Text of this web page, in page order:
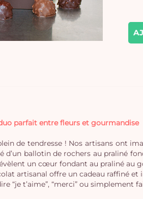
parfait entre fleurs et gourmandise
de tendresse ! Nos artisans ont
d’un ballotin de rochers au praliné
un cœur fondant au praliné au
artisanal offre un cadeau raffiné
“je t’aime”, “merci” ou simplement